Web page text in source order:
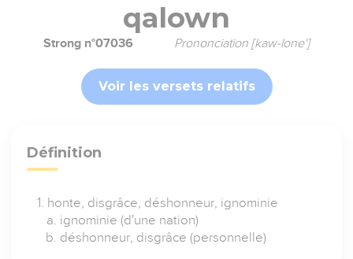
qalown
Strong n°07036 Prononciation [kaw-lone']
Voir les versets relatifs
Définition
honte, disgrâce, déshonneur, ignominie
ignominie (d'une nation)
déshonneur, disgrâce (personnelle)